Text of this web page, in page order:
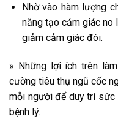
Nhờ vào hàm lượng
năng tạo cảm giác no
giảm cảm giác đói.
» Những lợi ích trên
cường tiêu thụ ngũ cốc
mỗi người để duy trì sức
bệnh lý.